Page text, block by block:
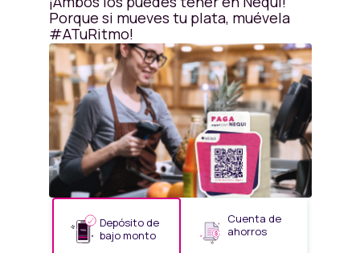
Porque si mueves tu plata, muévela
#ATuRitmo!
Depósito de
bajo monto
Cuenta de
ahorros